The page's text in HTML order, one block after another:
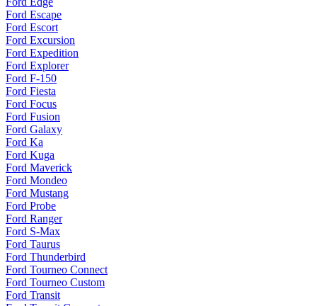
Ford Escape
Ford Escort
Ford Excursion
Ford Expedition
Ford Explorer
Ford F-150
Ford Fiesta
Ford Focus
Ford Fusion
Ford Galaxy
Ford Ka
Ford Kuga
Ford Maverick
Ford Mondeo
Ford Mustang
Ford Probe
Ford Ranger
Ford S-Max
Ford Taurus
Ford Thunderbird
Ford Tourneo Connect
Ford Tourneo Custom
Ford Transit